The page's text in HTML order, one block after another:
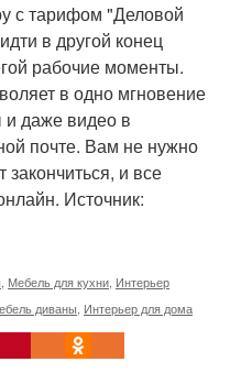
с тарифом "Деловой
в другой конец
рабочие моменты.
в одно мгновение
и даже видео в
почте. Вам не нужно
и все
Источник:
, Мебель для кухни, Интерьер
диваны, Интерьер для дома